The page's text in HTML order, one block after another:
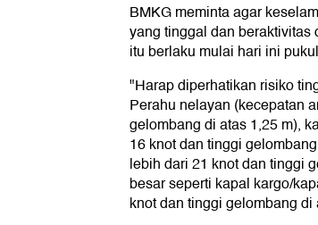
BMKG meminta agar
yang tinggal dan
itu berlaku mulai hari ini
"Harap diperhatikan risiko
Perahu nelayan (kecepatan
gelombang di atas 1,25 m),
16 knot dan tinggi
lebih dari 21 knot dan tinggi
besar seperti kapal kargo/
knot dan tinggi gelombang